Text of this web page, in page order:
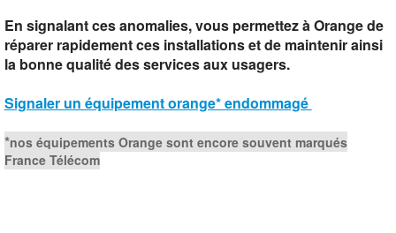
En signalant ces anomalies, vous permettez à Orange de
réparer rapidement ces installations et de maintenir ainsi
la bonne qualité des services aux usagers.
Signaler un équipement orange* endommagé
*nos équipements Orange sont encore souvent marqués
France Télécom